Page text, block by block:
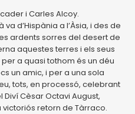
i Carles Alcoy.
va d’Hispània a l’Àsia, i des de
ardents sorres del desert de
aquestes terres i els seus
a quasi tothom és un déu
un amic, i per a una sola
tots, en processó, celebrant
Cèsar Octavi August,
victoriós retorn de Tàrraco.